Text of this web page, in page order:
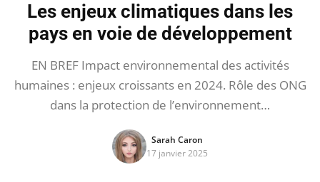
Les enjeux climatiques dans les
pays en voie de développement
EN BREF Impact environnemental des activités
humaines : enjeux croissants en 2024. Rôle des ONG
dans la protection de l’environnement…
Sarah Caron
17 janvier 2025